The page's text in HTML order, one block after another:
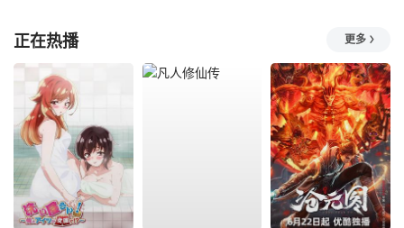
正在热播 更多